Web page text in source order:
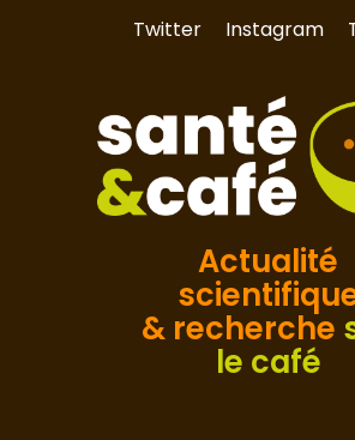
Twitter Instagram
Actualité
& recherche
le café